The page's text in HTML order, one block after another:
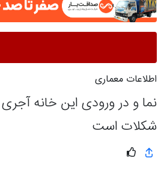
اطلاعات معماری
نما و در ورودی این خانه
شکلات است